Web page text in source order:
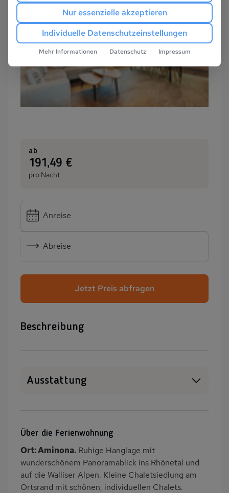
ab
:191,49 €
pro Nacht
Anreise
Abreise
Jetzt Preis abfragen
Beschreibung
Ausstattung
Wäschetrockner
PKW-Parkplatz
Ladestation E-Car
Dusche
Dusche/WC
Küche
Herd (4 Kochfelder)
Über die Ferienwohnung
Ort: Aminona. Ruhige Hanglage mit
wunderschönem Panoramablick ins Rhônetal und
auf die Walliser Alpen. Kleine Chaletsiedlung am
Ortsrand mit schönen, individuellen Chalets.
Nur essenzielle akzeptieren
Individuelle Datenschutzeinstellungen
Mehr Informationen Datenschutz Impressum